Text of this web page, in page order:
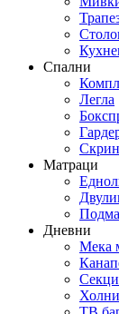
Спални
Легла
Матраци
Дневни
Мека